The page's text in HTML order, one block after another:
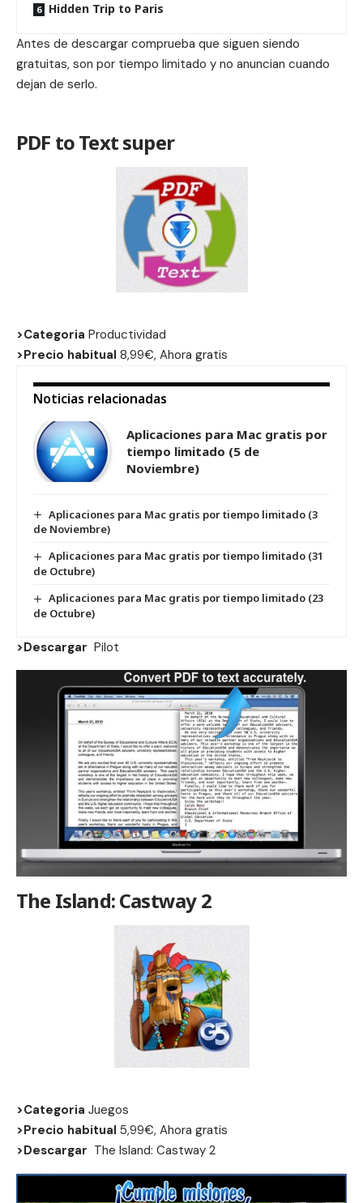
Hidden Trip to Paris
Antes de descargar comprueba que siguen siendo
gratuitas, son por tiempo limitado y no anuncian cuando
dejan de serlo.
PDF to Text super
>Categoria Productividad
>Precio habitual 8,99€, Ahora gratis
Noticias relacionadas
Aplicaciones para Mac gratis por
tiempo limitado (5 de
Noviembre)
Aplicaciones para Mac gratis por tiempo limitado (3
de Noviembre)
Aplicaciones para Mac gratis por tiempo limitado (31
de Octubre)
Aplicaciones para Mac gratis por tiempo limitado (23
de Octubre)
>Descargar Pilot
The Island: Castway 2
>Categoria Juegos
>Precio habitual 5,99€, Ahora gratis
>Descargar The Island: Castway 2